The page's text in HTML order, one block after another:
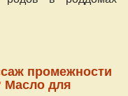
промежности
Масло для